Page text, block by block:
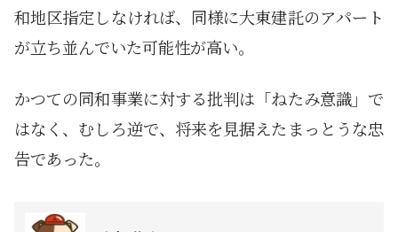
和地区指定しなければ、同様に大東建託のアパート
が立ち並んでいた可能性が高い。
かつての同和事業に対する批判は「ねたみ意識」で
はなく、むしろ逆で、将来を見据えたまっとうな忠
告であった。